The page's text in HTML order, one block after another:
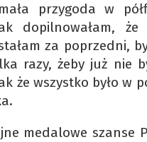
przygoda w
dopilnowałam, że
za poprzedni,
razy, żeby już nie
że wszystko było w
medalowe szanse